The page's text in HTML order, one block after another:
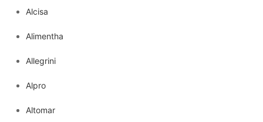
Alcisa
Alimentha
Allegrini
Alpro
Altomar